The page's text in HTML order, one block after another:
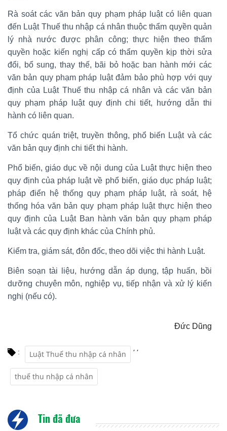
Rà soát các văn bản quy phạm pháp luật có liên quan
đến Luật Thuế thu nhập cá nhân thuộc thẩm quyền quản
lý nhà nước được phân công; thực hiện theo thẩm
quyền hoặc kiến nghị cấp có thẩm quyền kịp thời sửa
đổi, bổ sung, thay thế, bãi bỏ hoặc ban hành mới các
văn bản quy phạm pháp luật đảm bảo phù hợp với quy
định của Luật Thuế thu nhập cá nhân và các văn bản
quy phạm pháp luật quy định chi tiết, hướng dẫn thi
hành có liên quan.
Tổ chức quán triệt, truyền thông, phổ biến Luật và các
văn bản quy định chi tiết thi hành.
Phổ biến, giáo dục về nội dung của Luật thực hiện theo
quy định của pháp luật về phổ biến, giáo dục pháp luật;
pháp điển hệ thống quy phạm pháp luật, rà soát, hệ
thống hóa văn bản quy phạm pháp luật thực hiện theo
quy định của Luật Ban hành văn bản quy phạm pháp
luật và các quy định khác của Chính phủ.
Kiểm tra, giám sát, đôn đốc, theo dõi việc thi hành Luật.
Biên soạn tài liệu, hướng dẫn áp dụng, tập huấn, bồi
dưỡng chuyên môn, nghiệp vụ, tiếp nhận và xử lý kiến
nghị (nếu có).
Đức Dũng
: Luật Thuế thu nhập cá nhân
,
thuế thu nhập cá nhân
,
Tin đã đưa